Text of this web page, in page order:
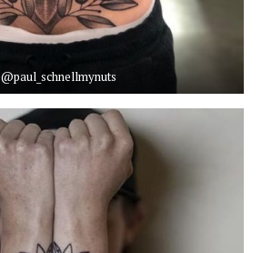
@paul_schnellmynuts